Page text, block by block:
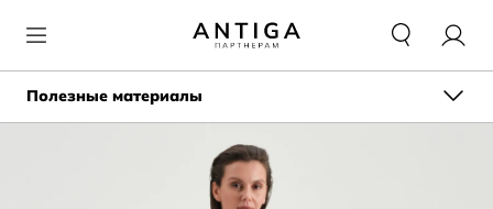
Полезные материалы